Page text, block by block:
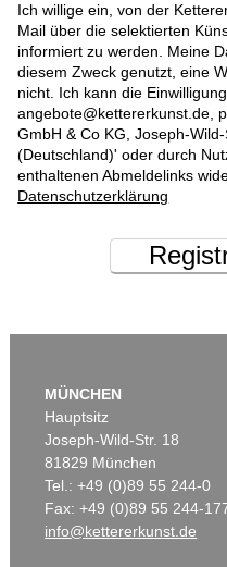
Ich willige ein, von der
Mail über die selektierten
informiert zu werden. Meine
diesem Zweck genutzt, eine
nicht. Ich kann die
angebote@kettererkunst.de,
GmbH & Co KG, Joseph-
(Deutschland)' oder durch
enthaltenen Abmeldelinks
Datenschutzerklärung
MÜNCHEN
Hauptsitz
Joseph-Wild-Str. 18
81829 München
Tel.: +49 (0)89 55 244-0
Fax: +49 (0)89 55 244-
info@kettererkunst.de